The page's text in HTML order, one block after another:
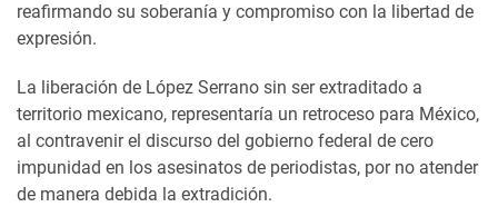
reafirmando su soberanía y compromiso con la libertad de
expresión.
La liberación de López Serrano sin ser extraditado a
territorio mexicano, representaría un retroceso para México,
al contravenir el discurso del gobierno federal de cero
impunidad en los asesinatos de periodistas, por no atender
de manera debida la extradición.